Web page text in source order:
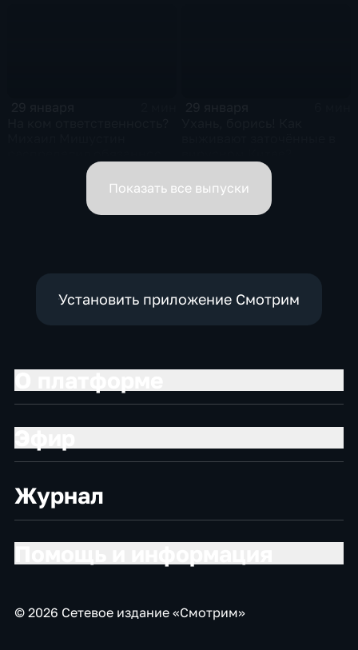
вице-премьеров
Показать все выпуски
Установить приложение Смотрим
Журнал
© 2026 Сетевое издание «Смотрим»